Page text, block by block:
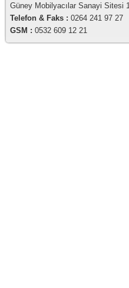
Güney Mobilyacılar Sanayi Sitesi
Telefon & Faks : 0264 241 97 27
GSM : 0532 609 12 21